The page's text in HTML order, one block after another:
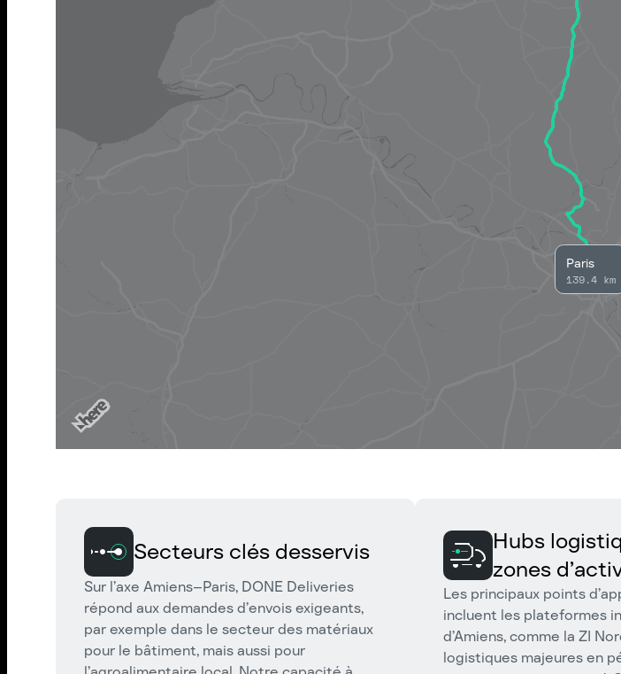
Paris
139.4 km
Secteurs clés desservis
Sur l’axe Amiens–Paris, DONE Deliveries
répond aux demandes d’envois exigeants,
par exemple dans le secteur des matériaux
pour le bâtiment, mais aussi pour
Hubs
zones
Les principaux points
incluent les plateformes
d’Amiens, comme la ZI
logistiques majeures en